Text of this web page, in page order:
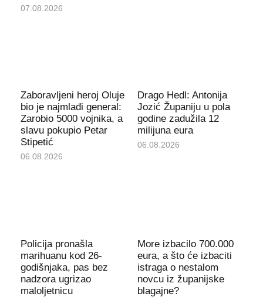
07.08.2026
Zaboravljeni heroj Oluje
bio je najmlađi general:
Zarobio 5000 vojnika, a
slavu pokupio Petar
Stipetić
06.08.2026
Drago Hedl: Antonija
Jozić Županiju u pola
godine zadužila 12
milijuna eura
06.08.2026
Policija pronašla
marihuanu kod 26-
godišnjaka, pas bez
nadzora ugrizao
maloljetnicu
More izbacilo 700.000
eura, a što će izbaciti
istraga o nestalom
novcu iz županijske
blagajne?